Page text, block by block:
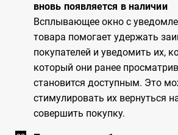
вновь появляется в наличии
Всплывающее окно с
товара помогает удержать
покупателей и уведомить их,
который они ранее
становится доступным. Это
стимулировать их вернуться
совершить покупку.